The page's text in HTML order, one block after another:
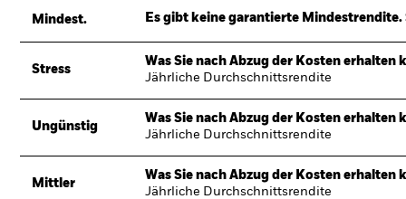
Mindest. Es gibt keine garantierte
Stress
Was Sie nach Abzug der Kosten erhalten
Jährliche Durchschnittsrendite
Ungünstig
Was Sie nach Abzug der Kosten erhalten
Jährliche Durchschnittsrendite
Mittler
Was Sie nach Abzug der Kosten erhalten
Jährliche Durchschnittsrendite